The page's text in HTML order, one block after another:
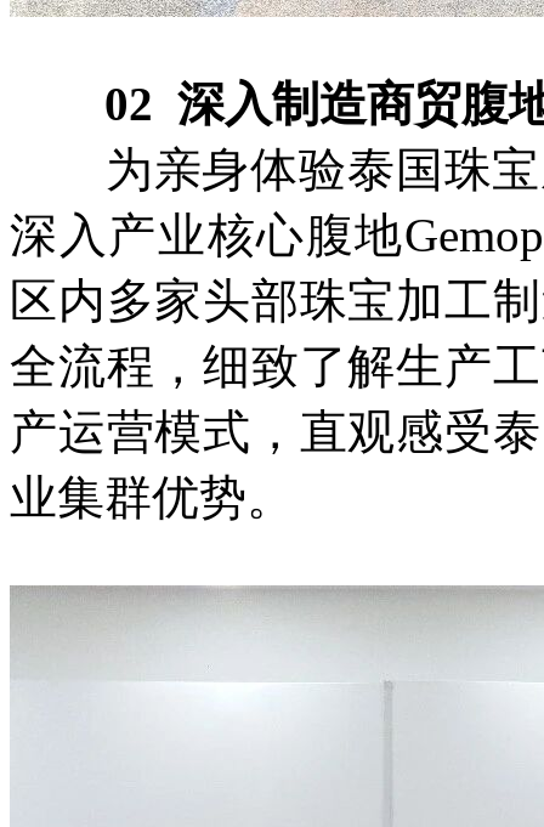
02 深入制造商贸
为亲身体验泰国珠宝
深入产业核心腹地
区内多家头部珠宝加工
全流程，细致了解生产
产运营模式，直观感受
业集群优势。